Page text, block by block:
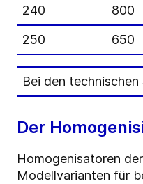
240
800
250
650
Bei den
Der
Homogenisatoren
Modellvarianten für